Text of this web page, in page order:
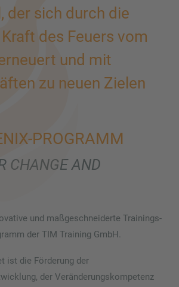
der sich durch die
des Feuers vom
und mit
zu neuen Zielen
PROGRAMM
CHANGE AND
und maßgeschneiderte Trainings-
der TIM Training GmbH.
ist die Förderung der
der Veränderungs­kompetenz